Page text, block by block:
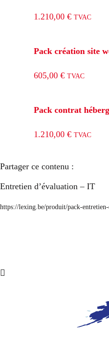
1.210,00 € TVAC
Pack création site
605,00 € TVAC
Pack contrat
1.210,00 € TVAC
Partager ce contenu :
Entretien d’évaluation – IT
https://lexing.be/produit/pack-